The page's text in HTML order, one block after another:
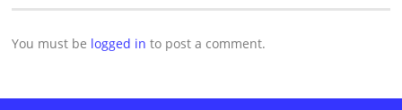
You must be logged in to post a comment.